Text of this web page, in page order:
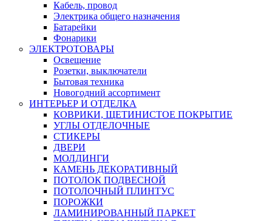
Кабель, провод
Электрика общего назначения
Батарейки
Фонарики
ЭЛЕКТРОТОВАРЫ
Освещение
Розетки, выключатели
Бытовая техника
Новогодний ассортимент
ИНТЕРЬЕР И ОТДЕЛКА
КОВРИКИ, ЩЕТИНИСТОЕ ПОКРЫТИЕ
УГЛЫ ОТДЕЛОЧНЫЕ
СТИКЕРЫ
ДВЕРИ
МОЛДИНГИ
КАМЕНЬ ДЕКОРАТИВНЫЙ
ПОТОЛОК ПОДВЕСНОЙ
ПОТОЛОЧНЫЙ ПЛИНТУС
ПОРОЖКИ
ЛАМИНИРОВАННЫЙ ПАРКЕТ